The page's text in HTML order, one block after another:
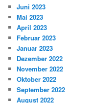
Juni 2023
Mai 2023
April 2023
Februar 2023
Januar 2023
Dezember 2022
November 2022
Oktober 2022
September 2022
August 2022